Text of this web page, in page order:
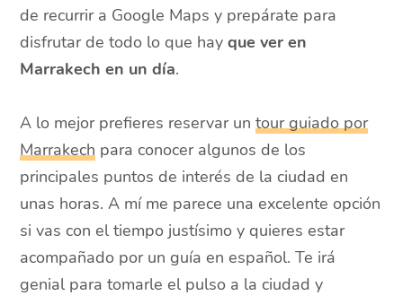
de recurrir a Google Maps y prepárate para
disfrutar de todo lo que hayque ver en
Marrakech en un día.
A lo mejor prefieres reservar untour guiado por
Marrakech para conocer algunos de los
principales puntos de interés de la ciudad en
unas horas. A mí me parece una excelente opción
si vas con el tiempo justísimo y quieres estar
acompañado por un guía en español. Te irá
genial para tomarle el pulso a la ciudad y